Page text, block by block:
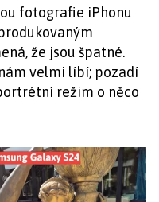
fotografie iPhonu
že jsou špatné.
velmi líbí; pozadí
režim o něco